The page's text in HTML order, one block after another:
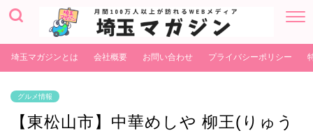
埼玉マガジンとは 会社概要 お問い合わせ プライバシーポリシー
グルメ情報
【東松山市】中華めしや 柳王(りゅう